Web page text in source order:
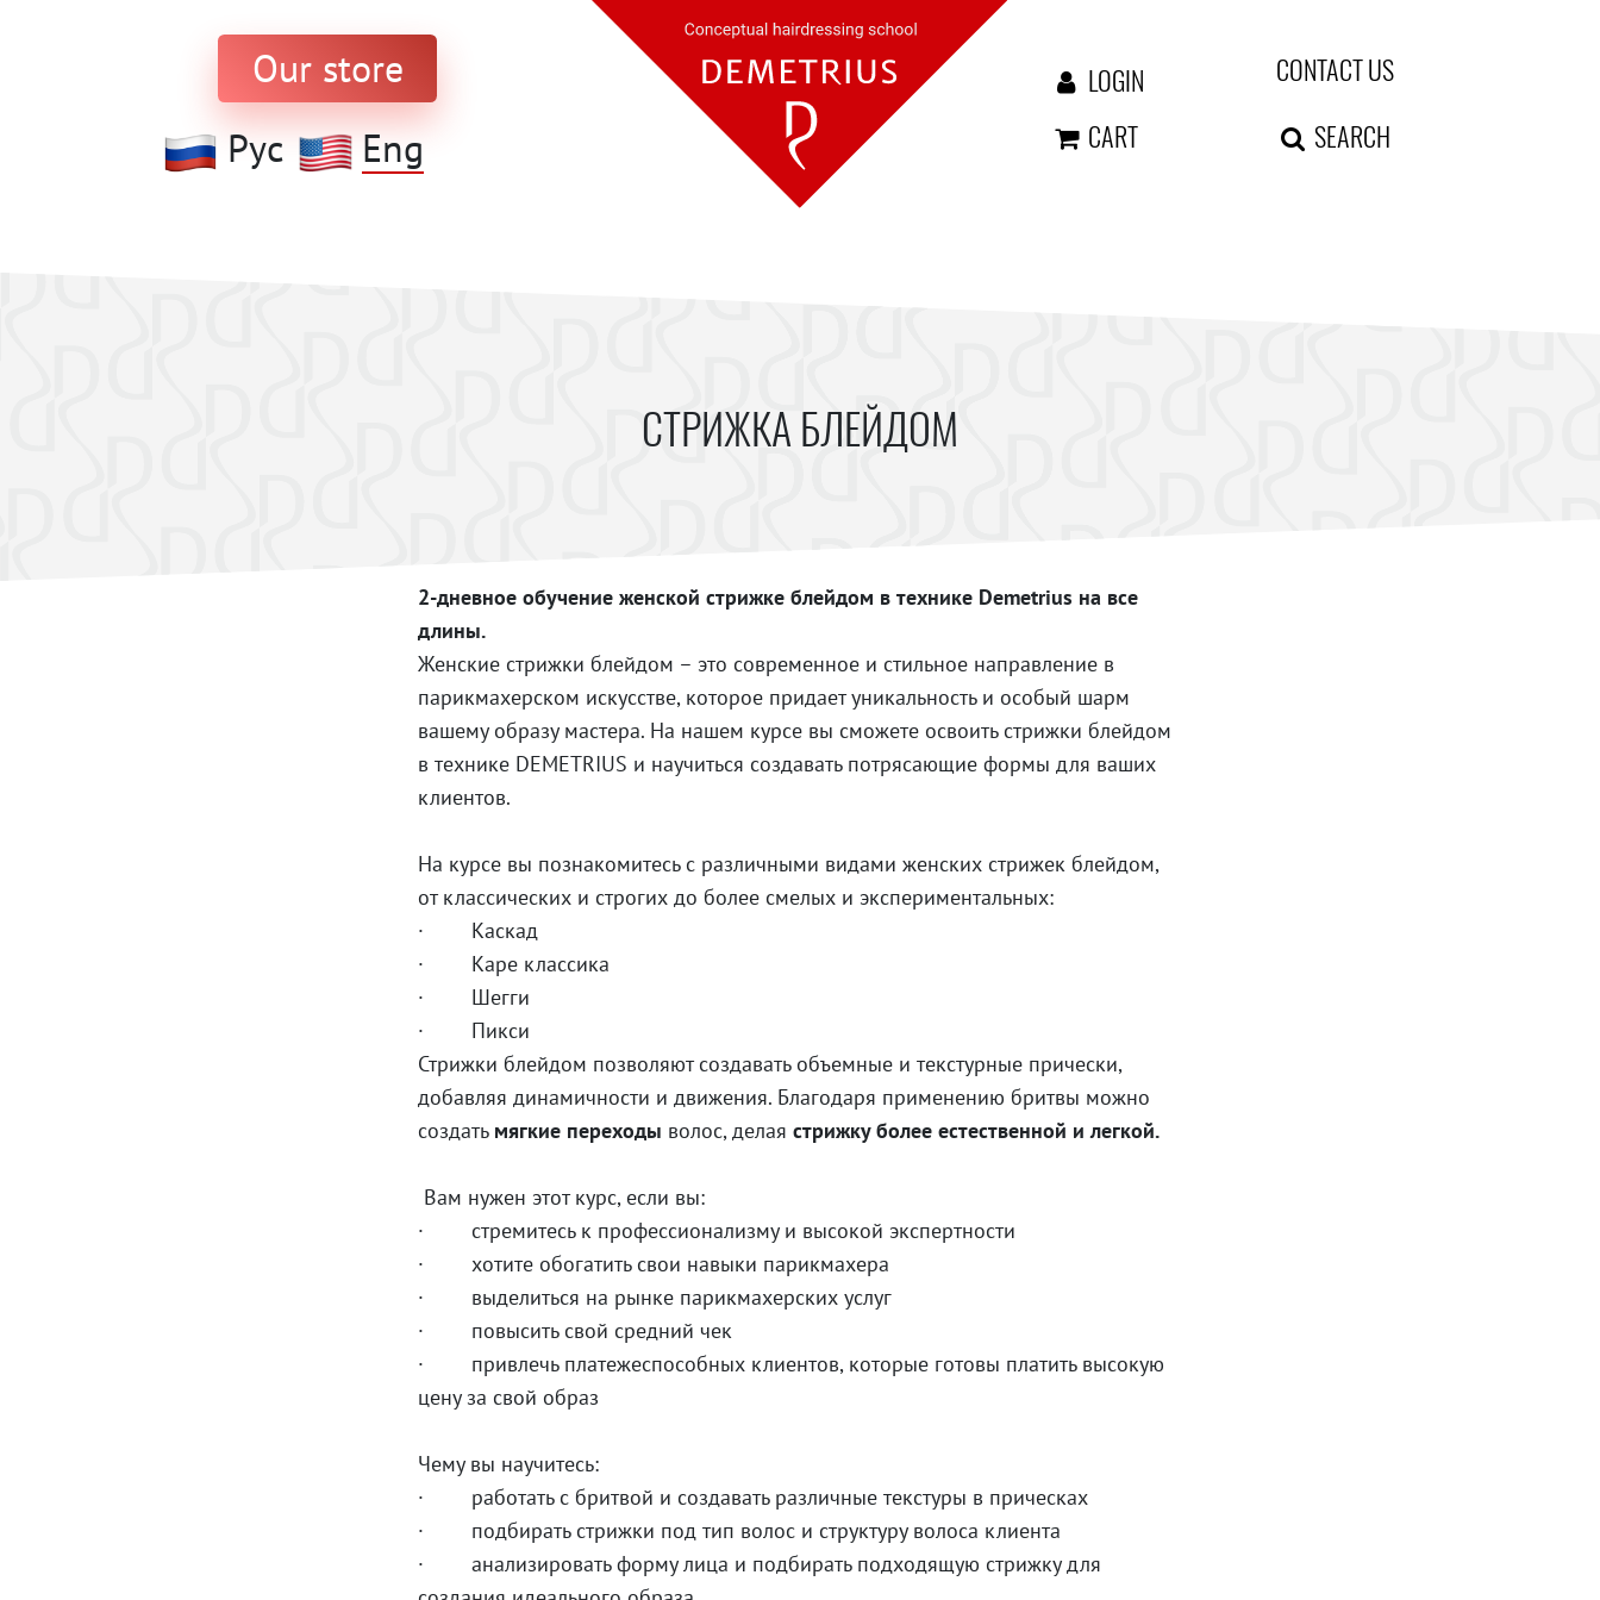
Our store
Рус
Eng
LOGIN
CONTACT US
CART
SEARCH
СТРИЖКА БЛЕЙДОМ
2-дневное обучение женской стрижке блейдом в технике Demetrius на все
длины.
Женские стрижки блейдом – это современное и стильное направление в
парикмахерском искусстве, которое придает уникальность и особый шарм
вашему образу мастера. На нашем курсе вы сможете освоить стрижки блейдом
в технике DEMETRIUS и научиться создавать потрясающие формы для ваших
клиентов.
На курсе вы познакомитесь с различными видами женских стрижек блейдом,
от классических и строгих до более смелых и экспериментальных:
· Каскад
· Каре классика
· Шегги
· Пикси
Стрижки блейдом позволяют создавать объемные и текстурные прически,
добавляя динамичности и движения. Благодаря применению бритвы можно
создать мягкие переходы волос, делая стрижку более естественной и легкой.
Вам нужен этот курс, если вы:
· стремитесь к профессионализму и высокой экспертности
· хотите обогатить свои навыки парикмахера
· выделиться на рынке парикмахерских услуг
· повысить свой средний чек
· привлечь платежеспособных клиентов, которые готовы платить высокую
цену за свой образ
Чему вы научитесь:
· работать с бритвой и создавать различные текстуры в прическах
· подбирать стрижки под тип волос и структуру волоса клиента
· анализировать форму лица и подбирать подходящую стрижку для